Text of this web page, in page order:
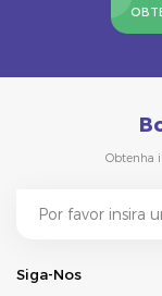
Obtenha
Siga-Nos